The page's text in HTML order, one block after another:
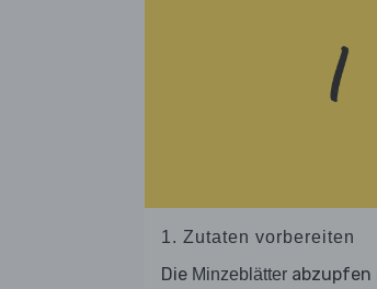
1. Zutaten vorbereiten
Die Minzeblätter abzupfen